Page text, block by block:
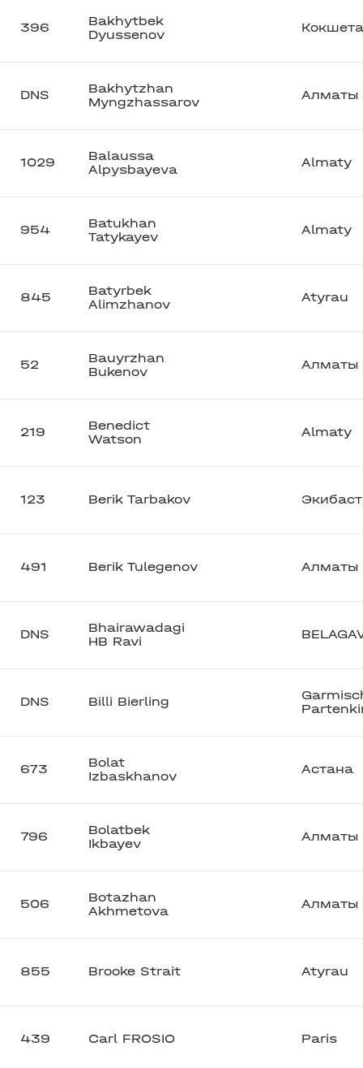
396
Bakhytbek
Dyussenov
DNS
Bakhytzhan
Myngzhassarov
Алматы
1029
Balaussa
Alpysbayeva
Almaty
954
Batukhan
Tatykayev
Almaty
845
Batyrbek
Alimzhanov
Atyrau
52
Bauyrzhan
Bukenov
Алматы
219
Benedict
Watson
Almaty
123 Berik Tarbakov
491 Berik Tulegenov Алматы
DNS
Bhairawadagi
HB Ravi
DNS Billi Bierling
673
Bolat
Izbaskhanov
Астана
796
Bolatbek
Ikbayev
Алматы
506
Botazhan
Akhmetova
Алматы
855 Brooke Strait Atyrau
439 Carl FROSIO Paris